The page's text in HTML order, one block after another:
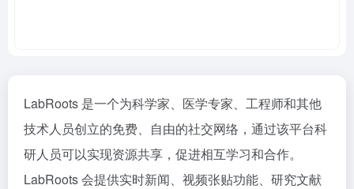
LabRoots 是一个为科学家、医学专家、工程师和其他
技术人员创立的免费、自由的社交网络，通过该平台科
研人员可以实现资源共享，促进相互学习和合作。
LabRoots 会提供实时新闻、视频张贴功能、研究文献